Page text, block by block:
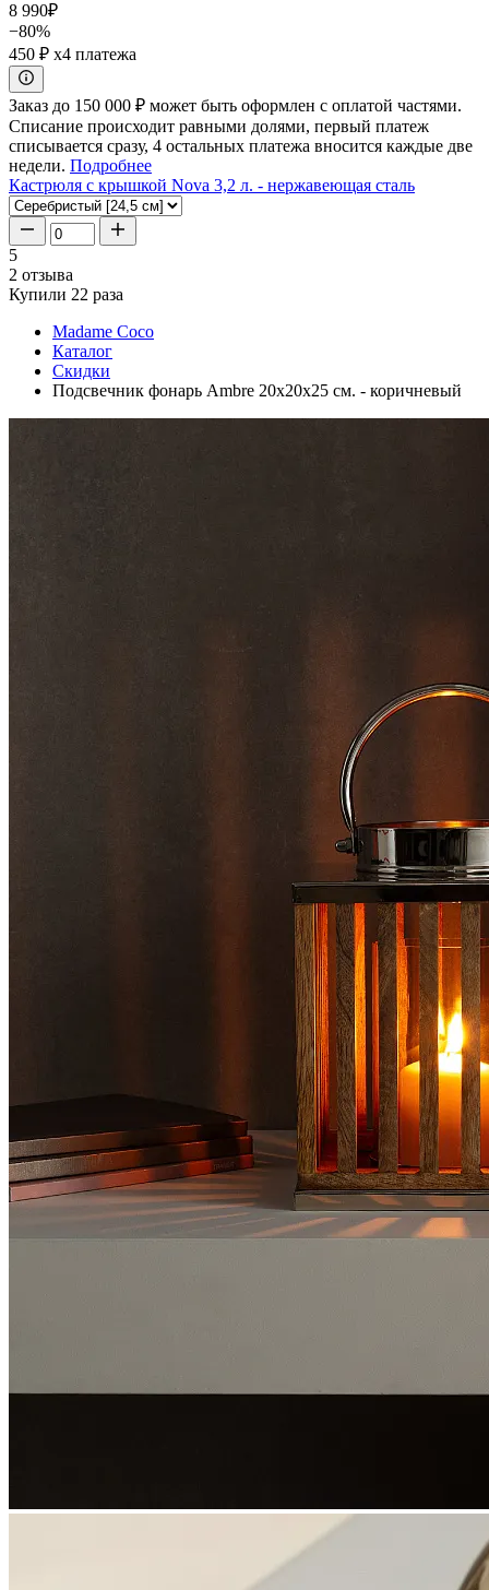
8 990₽
−80%
450 ₽ x4 платежа
Заказ до 150 000 ₽ может быть оформлен с оплатой частями.
Списание происходит равными долями, первый платеж
списывается сразу, 4 остальных платежа вносится каждые две
недели. Подробнее
Кастрюля с крышкой Nova 3,2 л. - нержавеющая сталь
5
2 отзыва
Купили 22 раза
Madame Coco
Каталог
Скидки
Подсвечник фонарь Ambre 20x20x25 см. - коричневый